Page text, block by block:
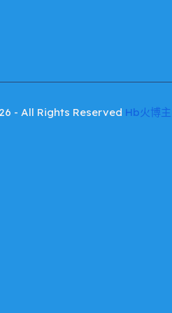
- All Rights Reserved Hb火博